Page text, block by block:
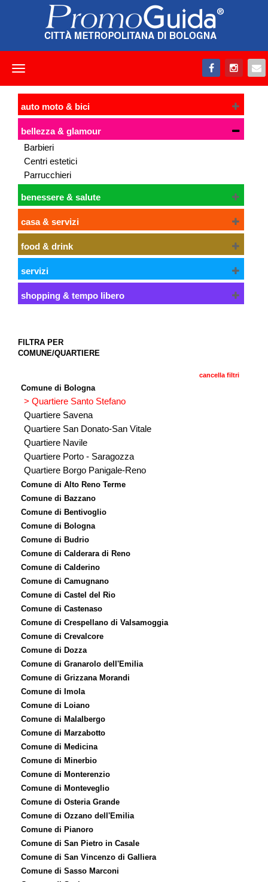
Toggle
auto moto & bici
bellezza & glamour
Barbieri
Centri estetici
Parrucchieri
benessere & salute
casa & servizi
food & drink
servizi
shopping & tempo libero
FILTRA PER
COMUNE/QUARTIERE
cancella filtri
Comune di Bologna
> Quartiere Santo Stefano
Quartiere Savena
Quartiere San Donato-San Vitale
Quartiere Navile
Quartiere Porto - Saragozza
Quartiere Borgo Panigale-Reno
Comune di Alto Reno Terme
Comune di Bazzano
Comune di Bentivoglio
Comune di Bologna
Comune di Budrio
Comune di Calderara di Reno
Comune di Calderino
Comune di Camugnano
Comune di Castel del Rio
Comune di Castenaso
Comune di Crespellano di Valsamoggia
Comune di Crevalcore
Comune di Dozza
Comune di Granarolo dell'Emilia
Comune di Grizzana Morandi
Comune di Imola
Comune di Loiano
Comune di Malalbergo
Comune di Marzabotto
Comune di Medicina
Comune di Minerbio
Comune di Monterenzio
Comune di Monteveglio
Comune di Osteria Grande
Comune di Ozzano dell'Emilia
Comune di Pianoro
Comune di San Pietro in Casale
Comune di San Vincenzo di Galliera
Comune di Sasso Marconi